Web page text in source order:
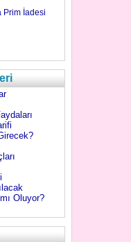
Prim İadesi
Oluyor?